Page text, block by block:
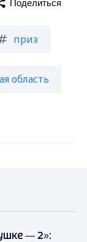
приз
область
Поделиться
— 2»: